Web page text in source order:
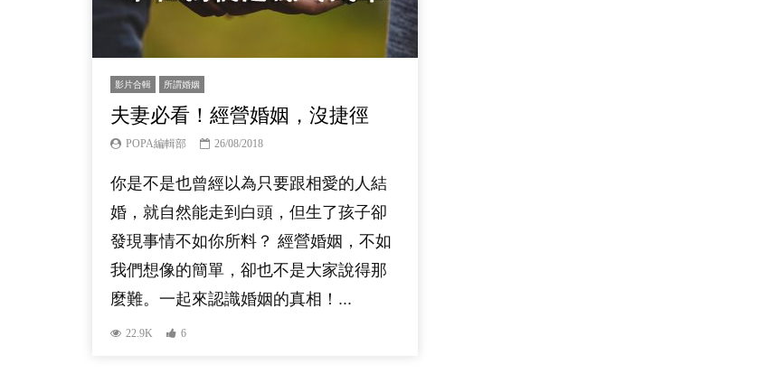
影片合輯 所謂婚姻
夫妻必看！經營婚姻，沒捷徑
POPA編輯部 26/08/2018
你是不是也曾經以為只要跟相愛的人結
婚，就自然能走到白頭，但生了孩子卻
發現事情不如你所料？ 經營婚姻，不如
我們想像的簡單，卻也不是大家說得那
麼難。一起來認識婚姻的真相！...
22.9K 6